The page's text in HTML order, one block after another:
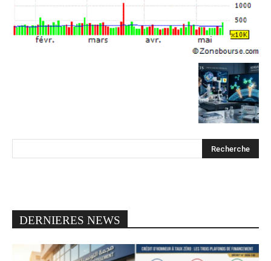
DERNIERES NEWS